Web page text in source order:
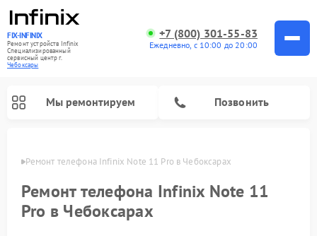
FIX-INFINIX
Ремонт устройств Infinix
Специализированный
cервисный центр г.
Чебоксары
+7 (800) 301-55-83
Ежедневно, с 10:00 до 20:00
Мы ремонтируем Позвонить
Ремонт телефона Infinix Note 11 Pro в Чебоксарах
Ремонт телефона Infinix Note 11
Pro в Чебоксарах